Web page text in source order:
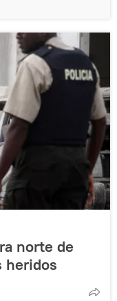
norte de
heridos